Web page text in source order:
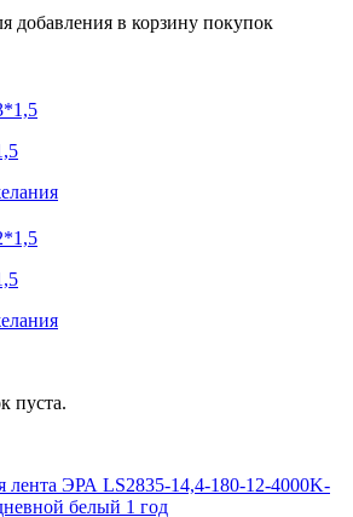
добавления в корзину покупок
пуста.